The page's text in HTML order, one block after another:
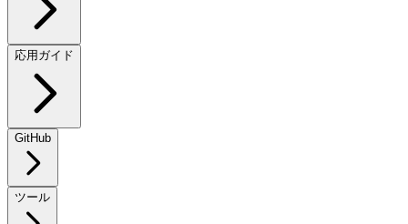
応用ガイド
GitHub
ツール